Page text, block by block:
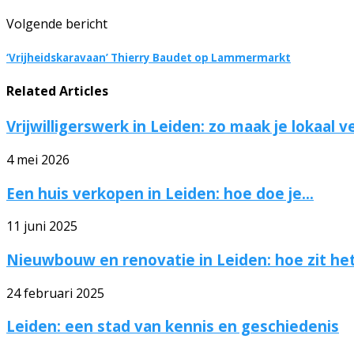
Volgende bericht
‘Vrijheidskaravaan’ Thierry Baudet op Lammermarkt
Related Articles
Vrijwilligerswerk in Leiden: zo maak je lokaal
4 mei 2026
Een huis verkopen in Leiden: hoe doe je...
11 juni 2025
Nieuwbouw en renovatie in Leiden: hoe zit
24 februari 2025
Leiden: een stad van kennis en geschiedenis